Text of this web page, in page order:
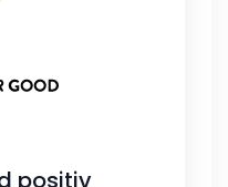
positiv